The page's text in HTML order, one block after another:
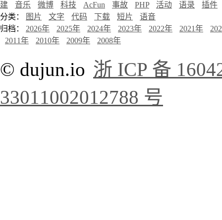
建
音乐 微博 科技 AcFun 事故 PHP 活动 语录
插件
分类：
图片 文字 代码 下载 短片
语音
归档： 2026年 2025年 2024年 2023年 2022年 2021年
2011年
2010年 2009年 2008年
© dujun.io 浙 ICP 备
33011002012788 号